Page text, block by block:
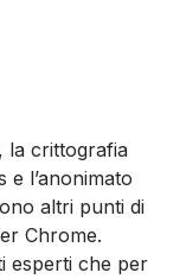
la crittografia
l’anonimato
altri punti di
Chrome.
esperti che per